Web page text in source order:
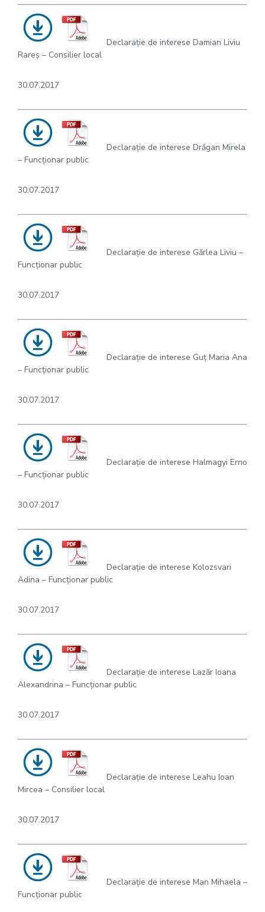
Declarație de interese Damian Liviu
Rareș – Consilier local
30.07.2017
Declarație de interese Drăgan Mirela
– Funcționar public
30.07.2017
Declarație de interese Gărlea Liviu –
Funcționar public
30.07.2017
Declarație de interese Guț Maria Ana
– Funcționar public
30.07.2017
Declarație de interese Halmagyi Erno
– Funcționar public
30.07.2017
Declarație de interese Kolozsvari
Adina – Funcționar public
30.07.2017
Declarație de interese Lazăr Ioana
Alexandrina – Funcționar public
30.07.2017
Declarație de interese Leahu Ioan
Mircea – Consilier local
30.07.2017
Declarație de interese Man Mihaela –
Funcționar public